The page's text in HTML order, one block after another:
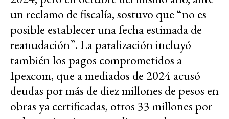
un reclamo de fiscalía, sostuvo que “no es
posible establecer una fecha estimada de
reanudación”. La paralización incluyó
también los pagos comprometidos a
Ipexcom, que a mediados de 2024 acusó
deudas por más de diez millones de pesos en
obras ya certificadas, otros 33 millones por